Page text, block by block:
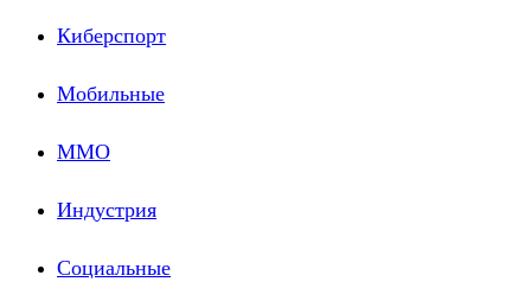
Киберспорт
Мобильные
ММО
Индустрия
Социальные